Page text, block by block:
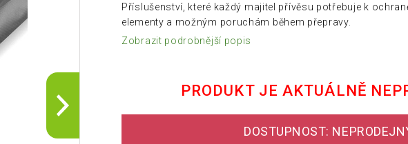
Příslušenství, které každý majitel přívěsu potřebuje k
elementy a možným poruchám během přepravy.
Zobrazit podrobnější popis
PRODUKT JE AKTUÁLNĚ
DOSTUPNOST: